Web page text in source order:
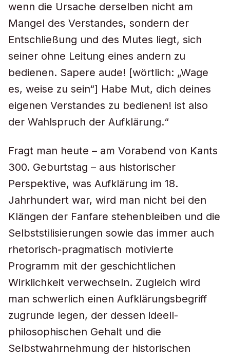
wenn die Ursache derselben nicht am
Mangel des Verstandes, sondern der
Entschließung und des Mutes liegt, sich
seiner ohne Leitung eines andern zu
bedienen. Sapere aude! [wörtlich: „Wage
es, weise zu sein“] Habe Mut, dich deines
eigenen Verstandes zu bedienen! ist also
der Wahlspruch der Aufklärung.“
Fragt man heute – am Vorabend von Kants
300. Geburtstag – aus historischer
Perspektive, was Aufklärung im 18.
Jahrhundert war, wird man nicht bei den
Klängen der Fanfare stehenbleiben und die
Selbststilisierungen sowie das immer auch
rhetorisch-pragmatisch motivierte
Programm mit der geschichtlichen
Wirklichkeit verwechseln. Zugleich wird
man schwerlich einen Aufklärungsbegriff
zugrunde legen, der dessen ideell-
philosophischen Gehalt und die
Selbstwahrnehmung der historischen